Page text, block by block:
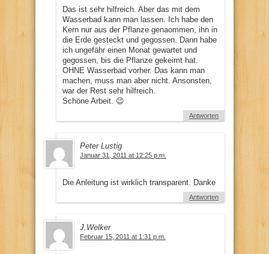
Das ist sehr hilfreich. Aber das mit dem
Wasserbad kann man lassen. Ich habe den
Kern nur aus der Pflanze genaommen, ihn in
die Erde gesteckt und gegossen. Dann habe
ich ungefähr einen Monat gewartet und
gegossen, bis die Pflanze gekeimt hat.
OHNE Wasserbad vorher. Das kann man
machen, muss man aber nicht. Ansonsten,
war der Rest sehr hilfreich.
Schöne Arbeit. 😉
Antworten
Peter Lustig
Januar 31, 2011 at 12:25 p.m.
Die Anleitung ist wirklich transparent. Danke
Antworten
J.Welker
Februar 15, 2011 at 1:31 p.m.